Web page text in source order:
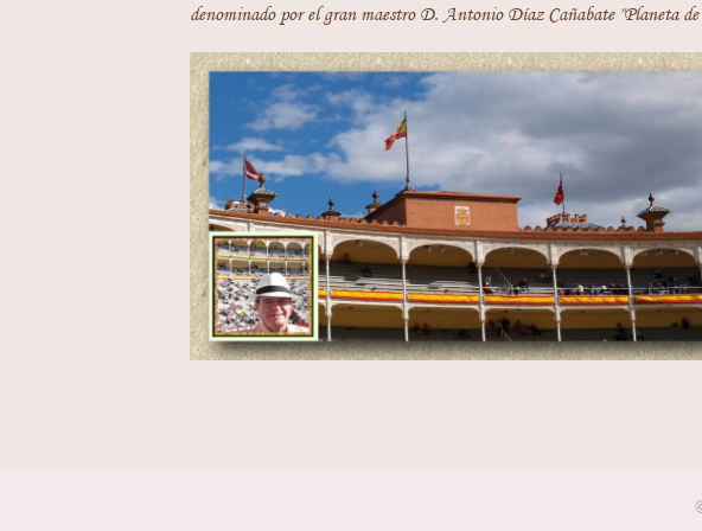
denominado por el gran maestro D. Antonio Díaz Cañabate "Planeta de